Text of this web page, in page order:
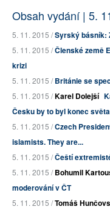
Obsah vydání | 5.
5. 11. 2015 /Syrský básník:
5. 11. 2015 /Členské země
krizi
5. 11. 2015 /Británie se
5. 11. 2015 /Karel Dolejší
Česku by to byl konec světa
5. 11. 2015 /Czech
islamists. They are...
5. 11. 2015 /Čeští
5. 11. 2015 /Bohumil
moderování v ČT
5. 11. 2015 /Tomáš